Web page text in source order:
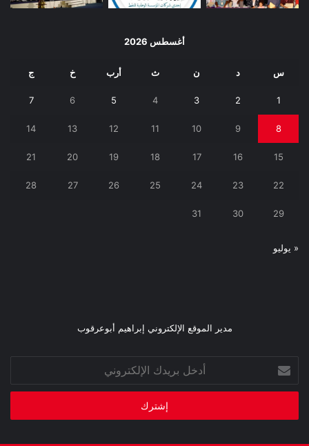
أغسطس 2026
س د ن ث أرب خ ج
1
2
3
4
5
6
7
8
9
10
11
12
13
14
15
16
17
18
19
20
21
22
23
24
25
26
27
28
29
30
31
« يوليو
مدير الموقع الإلكتروني إبراهيم أبوعرقوب
بريدك
الإلكتروني